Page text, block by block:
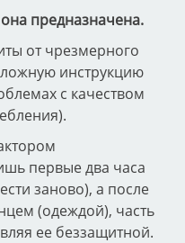
предназначена.
от чрезмерного
инструкцию
с качеством
первые два часа
заново), а после
(одеждой), часть
ее беззащитной.